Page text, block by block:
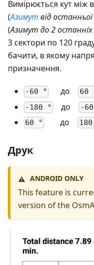
Вимірюється кут
(Азимут від
(Азимут до 2
3 сектори по 120
бачити, в якому
призначення.
-60 ° до 60
-180 ° до -
60 ° до
Друк
⚠️ ANDROID ONLY
This feature is
version of the